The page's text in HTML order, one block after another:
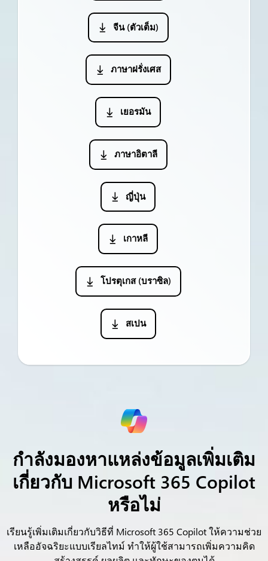
จีน (ตัวเต็ม)
ภาษาฝรั่งเศส
เยอรมัน
ภาษาอิตาลี
ญี่ปุ่น
เกาหลี
โปรตุเกส (บราซิล)
สเปน
กำลังมองหาแหล่งข้อมูลเพิ่มเติม
เกี่ยวกับ Microsoft 365 Copilot
หรือไม่
เรียนรู้เพิ่มเติมเกี่ยวกับวิธีที่ Microsoft 365 Copilot ให้ความช่วย
เหลืออัจฉริยะแบบเรียลไทม์ทำให้ผู้ใช้สามารถเพิ่มความคิด